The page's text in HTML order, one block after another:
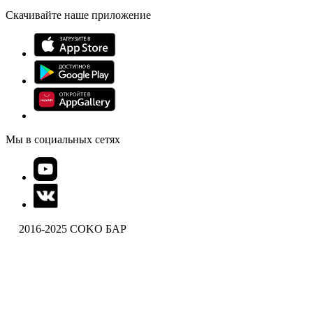
Скачивайте наше приложение
Мы в социальных сетях
2016-2025 COKO БАР